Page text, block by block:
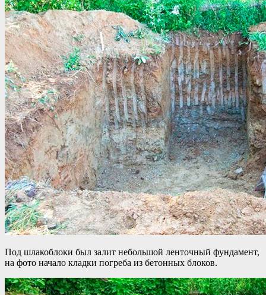
Под шлакоблоки был залит небольшой ленточный фундамент,
на фото начало кладки погреба из бетонных блоков.